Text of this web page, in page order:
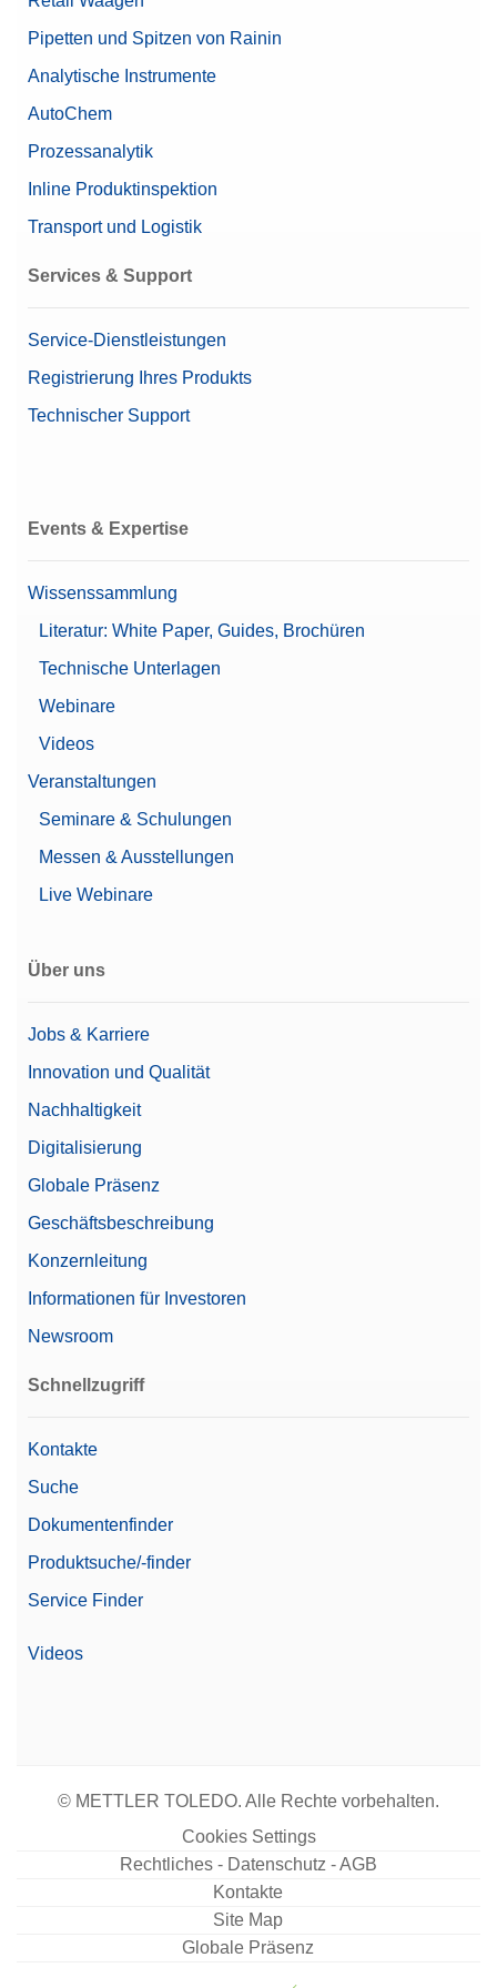
Datenblätter
ICS4x5-ICS685 Datasheet
Produktdokumentation
ICS4-ICS6-Quick Guide
ICS USB-Device / SerialPort Driver for Windows
Bluetooth Adapter ACM360-D1 EU
Vielseitige drahtlose Lösung
Artikelnummer:
Pipetten und Spitzen von Rainin
Analytische Instrumente
AutoChem
Prozessanalytik
Inline Produktinspektion
Transport und Logistik
Services & Support
Service-Dienstleistungen
Registrierung Ihres Produkts
Technischer Support
Events & Expertise
Wissenssammlung
Literatur: White Paper, Guides, Brochüren
Technische Unterlagen
Webinare
Videos
Veranstaltungen
Seminare & Schulungen
Messen & Ausstellungen
Live Webinare
Über uns
Jobs & Karriere
Innovation und Qualität
Nachhaltigkeit
Digitalisierung
Globale Präsenz
Geschäftsbeschreibung
Konzernleitung
Informationen für Investoren
Newsroom
Schnellzugriff
Kontakte
Suche
Dokumentenfinder
Produktsuche/-finder
Service Finder
Videos
© METTLER TOLEDO. Alle Rechte vorbehalten.
Cookies Settings
Rechtliches - Datenschutz - AGB
Kontakte
Site Map
Globale Präsenz